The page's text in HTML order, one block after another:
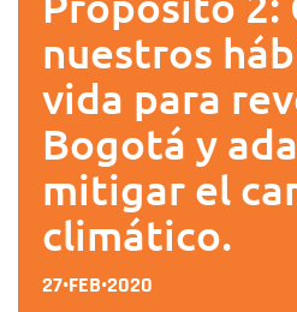
nuestros
vida para
Bogotá y
mitigar el
climático.
27•FEB•2020